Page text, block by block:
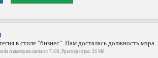
в стиле "бизнес". Вам досталась должность мэра...
Акватория скачали: 7100, Рразмер игры: 26 Мб